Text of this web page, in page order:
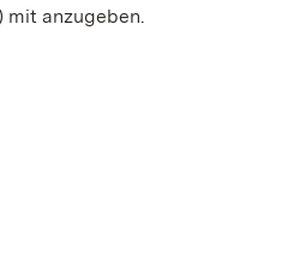
mit anzugeben.